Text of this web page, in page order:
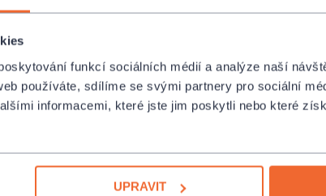
funkcí sociálních médií a analýze naší
používáte, sdílíme se svými partnery pro sociální
informacemi, které jste jim poskytli nebo které
UPRAVIT
míchaná vajíčka a nejasné
někdo tu morbidní práci
… A věděli jste, že
Tichá
Jindřišká 23, Praha
PROFIL